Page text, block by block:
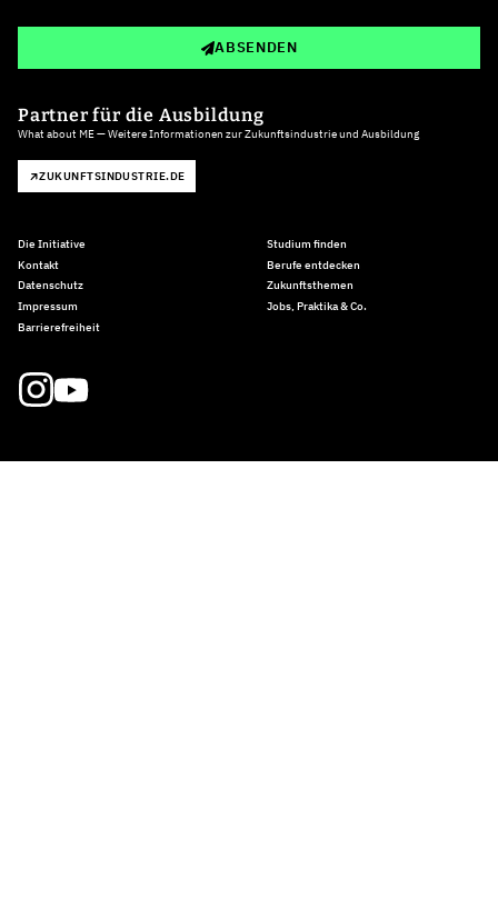
ABSENDEN
Partner für die Ausbildung
What about ME — Weitere Informationen zur Zukunftsindustrie und Ausbildung
ZUKUNFTSINDUSTRIE.DE
Die Initiative
Kontakt
Datenschutz
Impressum
Barrierefreiheit
Studium finden
Berufe entdecken
Zukunftsthemen
Jobs, Praktika & Co.